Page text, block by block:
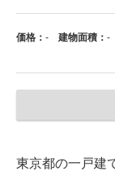
価格： - 建物面積： -
東京都の一戸建